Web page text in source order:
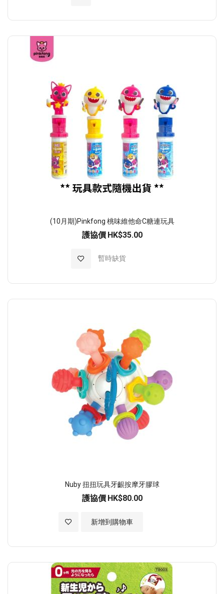
(10月期)Pinkfong 桃味維他命C糖連玩具
護協價 HK$35.00
暫時缺貨
加入至願望清單
Nuby 扭扭玩具牙齦按摩牙膠球
護協價 HK$80.00
新增到購物車
加入至願望清單